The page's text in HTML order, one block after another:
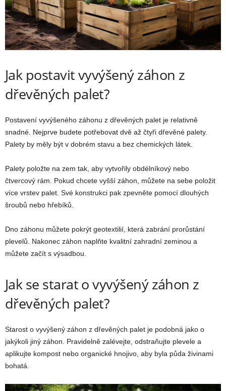
Jak postavit vyvýšený záhon z
dřevěných palet?
Postavení vyvýšeného záhonu z dřevěných palet je relativně
snadné. Nejprve budete potřebovat dvě až čtyři dřevěné palety.
Palety by měly být v dobrém stavu a bez chemických látek.
Palety položte na zem tak, aby vytvořily obdélníkový nebo
čtvercový rám. Pokud chcete vyšší záhon, můžete na sebe položit
více vrstev palet. Své konstrukci pak zpevněte pomocí dlouhých
šroubů nebo hřebíků.
Dno záhonu můžete pokrýt geotextilií, která zabrání prorůstání
plevelů. Nakonec záhon naplňte kvalitní zahradní zeminou a
můžete začít s výsadbou.
Jak se starat o vyvýšený záhon z
dřevěných palet?
Starost o vyvýšený záhon z dřevěných palet je podobná jako o
jakýkoli jiný záhon. Pravidelně zalévejte, odstraňujte plevele a
aplikujte kompost nebo organické hnojivo, aby byla půda živinami
bohatá.